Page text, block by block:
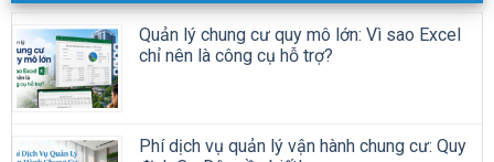
Phải làm rõ trách nhiệm đóng góp của cư
dân khi chung cư hết hạn sử dụng